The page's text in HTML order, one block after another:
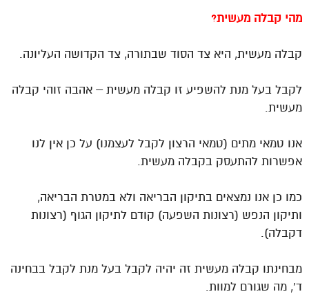
מהי קבלה מעשית?
קבלה מעשית, היא צד הסוד שבתורה, צד הקדושה העליונה.
לקבל בעל מנת להשפיע זו קבלה מעשית – אהבה זוהי קבלה
מעשית.
אנו טמאי מתים (טמאי הרצון לקבל לעצמנו) על כן אין לנו
אפשרות להתעסק בקבלה מעשית.
כמו כן אנו נמצאים בתיקון הבריאה ולא במטרת הבריאה,
ותיקון הנפש (רצונות השפעה) קודם לתיקון הגוף (רצונות
דקבלה).
מבחינתו קבלה מעשית זה יהיה לקבל בעל מנת לקבל בבחינה
ד’, מה שגורם למוות.